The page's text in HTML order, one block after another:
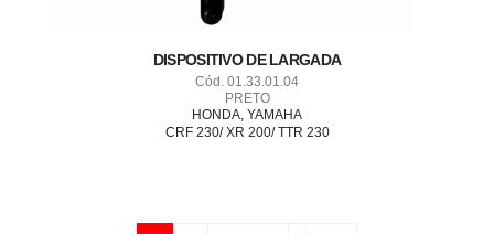
DISPOSITIVO DE LARGADA
Cód. 01.33.01.04
PRETO
HONDA, YAMAHA
CRF 230/ XR 200/ TTR 230